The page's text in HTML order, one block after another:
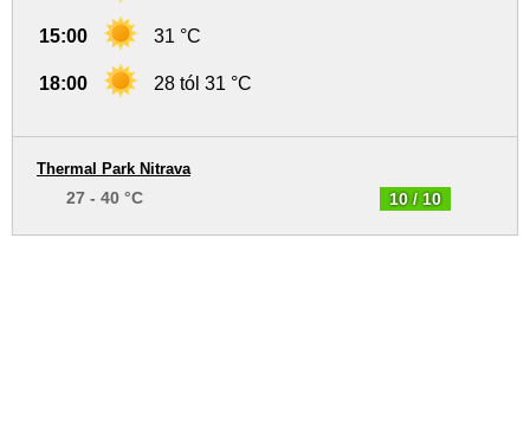
15:00 31 °C
18:00 28 tól 31 °C
10 / 10
Thermal Park Nitrava
27 - 40 °C